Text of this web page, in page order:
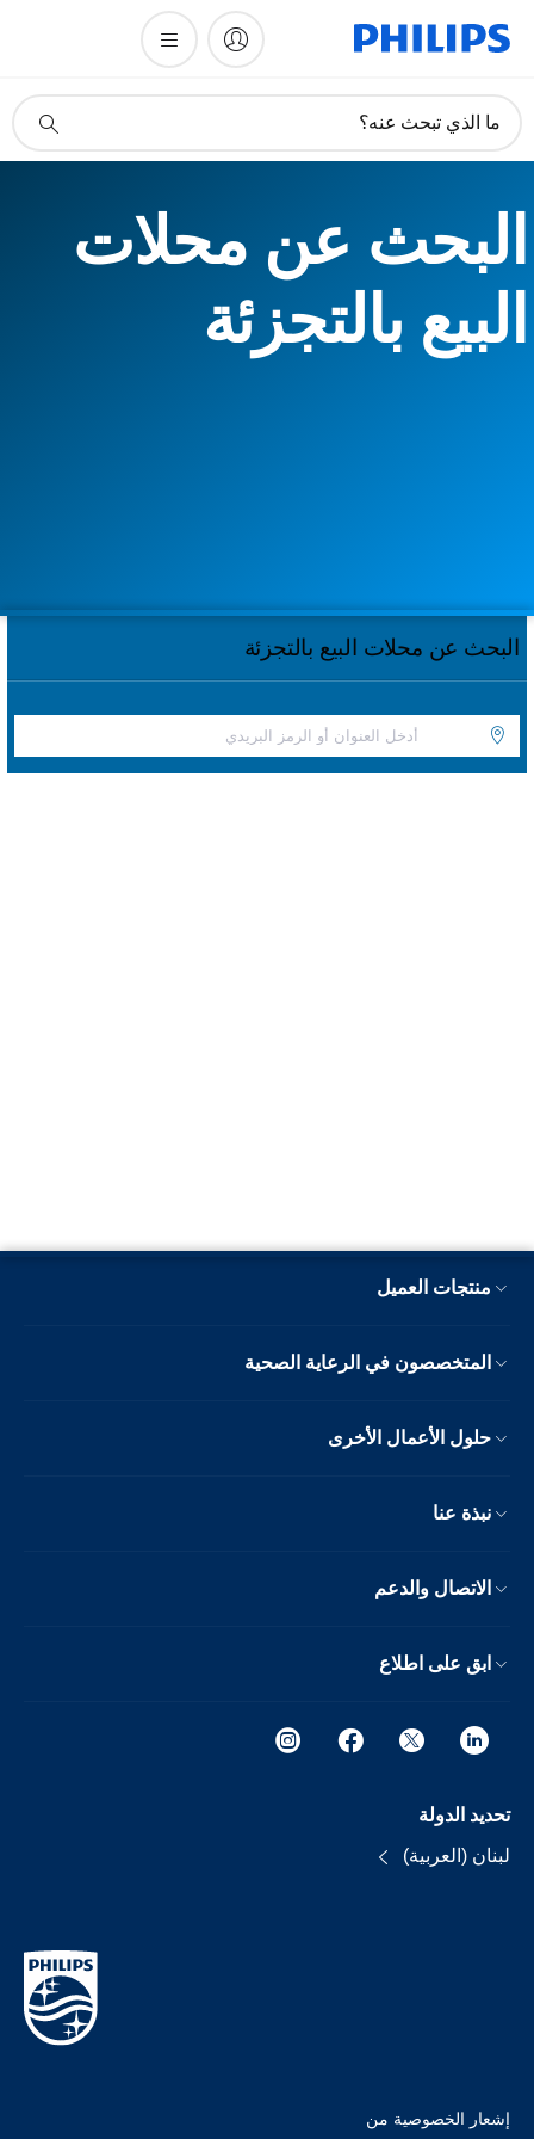
دعم
ما الذي تبحث عنه؟
البحث عن محلات
البيع بالتجزئة
البحث عن محلات البيع بالتجزئة
منتجات العميل
المتخصصون في الرعاية الصحية
حلول الأعمال الأخرى
نبذة عنا
الاتصال والدعم
ابق على اطلاع
تحديد الدولة
لبنان (العربية)
إشعار الخصوصية من